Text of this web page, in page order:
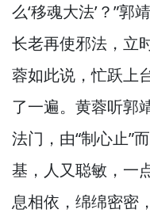
么‘移魂大法’？”郭
长老再使邪法， 立
蓉如此说，忙跃上
了一遍。 黄蓉听郭
法门， 由“制心止”
基， 人又聪敏， 一
息相依， 绵绵密密，